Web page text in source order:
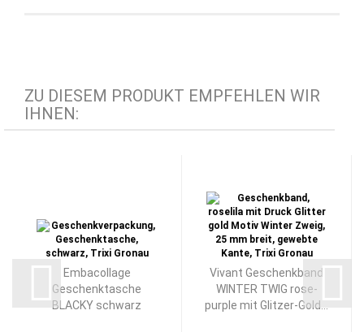
ZU DIESEM PRODUKT EMPFEHLEN WIR
IHNEN:
Embacollage
Geschenktasche
BLACKY schwarz
Vivant Geschenkband
WINTER TWIG rose-
purple mit Glitzer-Gold...